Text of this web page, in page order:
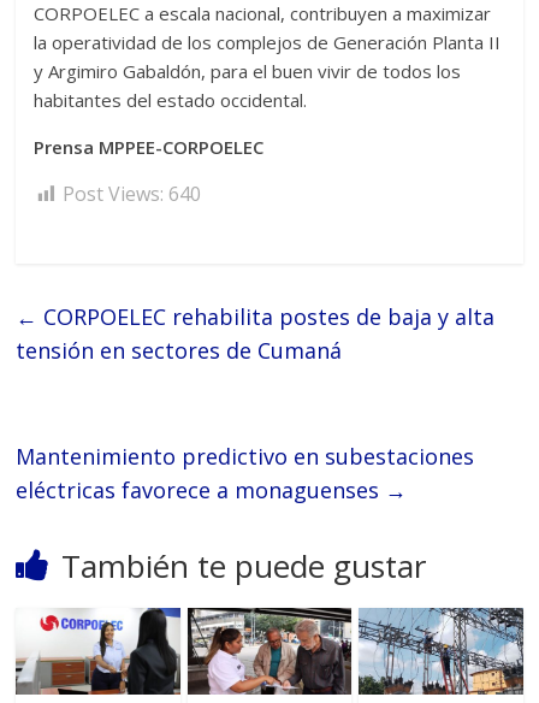
CORPOELEC a escala nacional, contribuyen a maximizar
la operatividad de los complejos de Generación Planta II
y Argimiro Gabaldón, para el buen vivir de todos los
habitantes del estado occidental.
Prensa MPPEE-CORPOELEC
Post Views: 640
← CORPOELEC rehabilita postes de baja y alta
tensión en sectores de Cumaná
Mantenimiento predictivo en subestaciones
eléctricas favorece a monaguenses →
También te puede gustar